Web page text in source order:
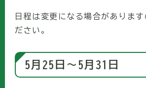
日程は変更になる場合があります
ださい。
5月25日〜5月31日